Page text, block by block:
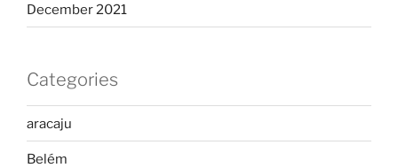
December 2021
Categories
aracaju
Belém